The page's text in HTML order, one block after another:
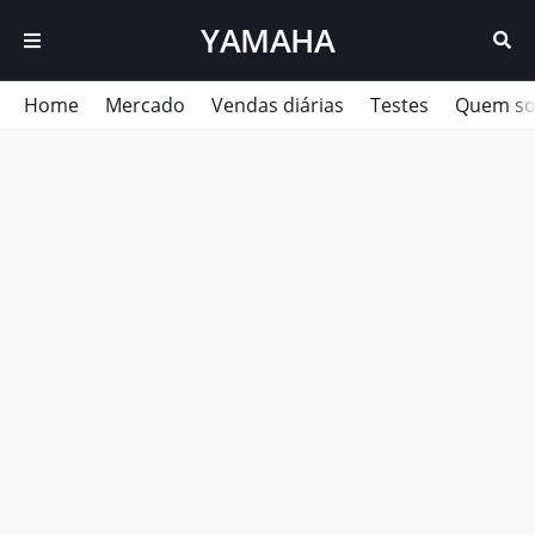
YAMAHA
Home Mercado Vendas diárias Testes Quem